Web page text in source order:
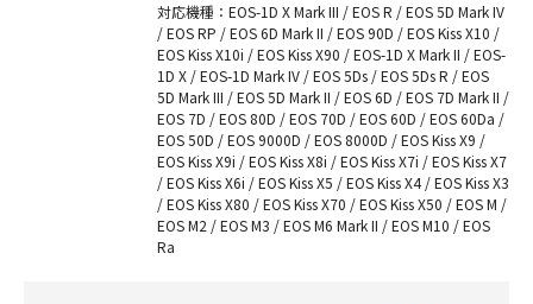
対応機種：EOS-1D X Mark III / EOS R / EOS 5D Mark IV
/ EOS RP / EOS 6D Mark II / EOS 90D / EOS Kiss X10 /
EOS Kiss X10i / EOS Kiss X90 / EOS-1D X Mark II / EOS-
1D X / EOS-1D Mark IV / EOS 5Ds / EOS 5Ds R / EOS
5D Mark III / EOS 5D Mark II / EOS 6D / EOS 7D Mark II /
EOS 7D / EOS 80D / EOS 70D / EOS 60D / EOS 60Da /
EOS 50D / EOS 9000D / EOS 8000D / EOS Kiss X9 /
EOS Kiss X9i / EOS Kiss X8i / EOS Kiss X7i / EOS Kiss X7
/ EOS Kiss X6i / EOS Kiss X5 / EOS Kiss X4 / EOS Kiss X3
/ EOS Kiss X80 / EOS Kiss X70 / EOS Kiss X50 / EOS M /
EOS M2 / EOS M3 / EOS M6 Mark II / EOS M10 / EOS
Ra